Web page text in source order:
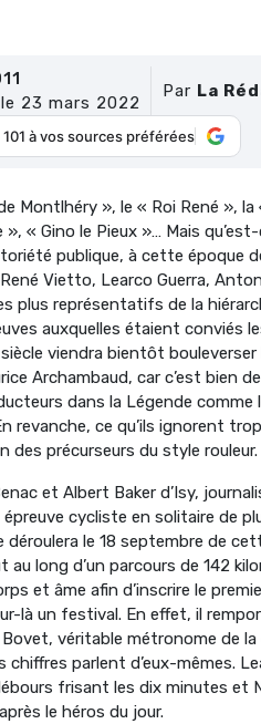
23 mars 2022
Par La
à vos sources préférées
Montlhéry », le « Roi René »,
», « Gino le Pieux »… Mais
publique, à cette époque
Vietto, Learco Guerra,
plus représentatifs de la
auxquelles étaient conviés
siècle viendra bientôt
Archambaud, car c’est bien
dans la Légende
revanche, ce qu’ils ignorent
des précurseurs du style rouleur.
et Albert Baker d’Isy,
épreuve cycliste en solitaire de
déroulera le 18 septembre de
long d’un parcours de 142
et âme afin d’inscrire le
là un festival. En effet, il
Bovet, véritable métronome de
chiffres parlent d’eux-mêmes.
frisant les dix minutes et
le héros du jour.